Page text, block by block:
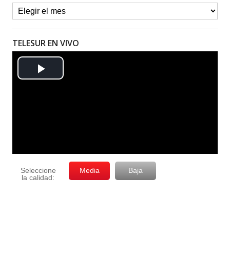
TELESUR EN VIVO